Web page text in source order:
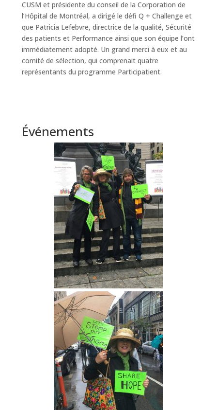
CUSM et présidente du conseil de la Corporation de
l’Hôpital de Montréal, a dirigé le défi Q + Challenge et
que Patricia Lefebvre, directrice de la qualité, Sécurité
des patients et Performance ainsi que son équipe l’ont
immédiatement adopté. Un grand merci à eux et au
comité de sélection, qui comprenait quatre
représentants du programme Participatient.
Événements